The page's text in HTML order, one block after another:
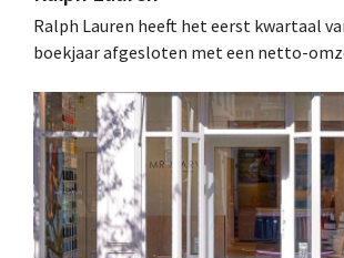
Ralph Lauren heeft het eerst kwartaal
boekjaar afgesloten met een netto-
is dan een jaar eerder. Na die beter dan
verhoogt het bedrijf ook zijn
volledige boekjaar.